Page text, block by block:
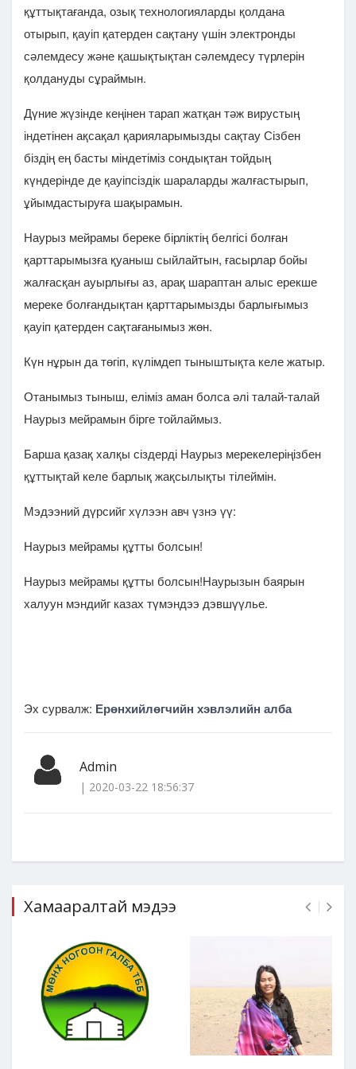
құттықтағанда, озық технологияларды қолдана
отырып, қауіп қатерден сақтану үшін электронды
сәлемдесу және қашықтықтан сәлемдесу түрлерін
қолдануды сұраймын.
Дүние жүзінде кеңінен тарап жатқан тәж вирустың
індетінен ақсақал қарияларымызды сақтау Сізбен
біздің ең басты міндетіміз сондықтан тойдың
күндерінде де қауіпсіздік шараларды жалғастырып,
ұйымдастыруға шақырамын.
Наурыз мейрамы береке бірліктің белгісі болған
қарттарымызға қуаныш сыйлайтын, ғасырлар бойы
жалғасқан ауырлығы аз, арақ шараптан алыс ерекше
мереке болғандықтан қарттарымызды барлығымыз
қауіп қатерден сақтағанымыз жөн.
Күн нұрын да төгіп, күлімдеп тыныштықта келе жатыр.
Отанымыз тыныш, еліміз аман болса әлі талай-талай
Наурыз мейрамын бірге тойлаймыз.
Барша қазақ халқы сіздерді Наурыз мерекелеріңізбен
құттықтай келе барлық жақсылықты тілеймін.
Мэдээний дүрсийг хүлээн авч үзнэ үү:
Наурыз мейрамы құтты болсын!
Наурыз мейрамы құтты болсын!Наурызын баярын
халуун мэндийг казах түмэндээ дэвшүүлье.
Эх сурвалж: Ерөнхийлөгчийн хэвлэлийн алба
Admin
| 2020-03-22 18:56:37
Хамааралтай мэдээ